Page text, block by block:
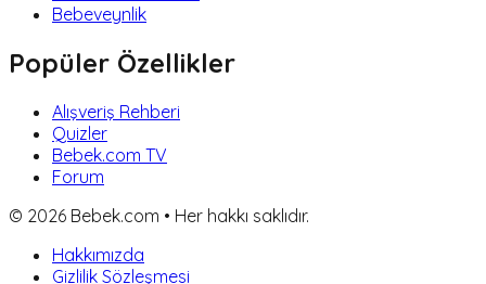
Bebeveynlik
Popüler Özellikler
Alışveriş Rehberi
Quizler
Bebek.com TV
Forum
© 2026 Bebek.com • Her hakkı saklıdır.
Hakkımızda
Gizlilik Sözleşmesi